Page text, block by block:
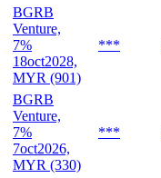
BGRB
Venture,
7%
18oct2028,
MYR (901)
***
BGRB
Venture,
7%
7oct2026,
MYR (330)
***